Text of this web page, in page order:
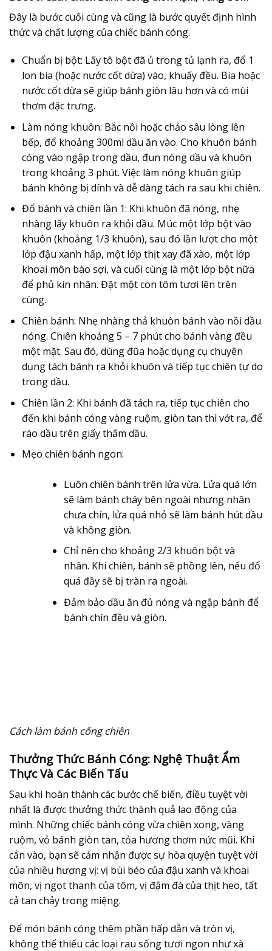
Đây là bước cuối cùng và cũng là bước quyết định hình
thức và chất lượng của chiếc bánh cóng.
Chuẩn bị bột: Lấy tô bột đã ủ trong tủ lạnh ra, đổ 1
lon bia (hoặc nước cốt dừa) vào, khuấy đều. Bia hoặc
nước cốt dừa sẽ giúp bánh giòn lâu hơn và có mùi
thơm đặc trưng.
Làm nóng khuôn: Bắc nồi hoặc chảo sâu lòng lên
bếp, đổ khoảng 300ml dầu ăn vào. Cho khuôn bánh
cóngvào ngập trong dầu, đun nóng dầu và khuôn
trong khoảng 3 phút. Việc làm nóng khuôn giúp
bánh không bị dính và dễ dàng tách ra sau khi chiên.
Đổ bánh và chiên lần 1: Khi khuôn đã nóng, nhẹ
nhàng lấy khuôn ra khỏi dầu. Múc một lớp bột vào
khuôn (khoảng 1/3 khuôn), sau đó lần lượt cho một
lớp đậu xanh hấp, một lớp thịt xay đã xào, một lớp
khoai môn bào sợi, và cuối cùng là một lớp bột nữa
để phủ kín nhân. Đặt một con tôm tươi lên trên
cùng.
Chiên bánh: Nhẹ nhàng thả khuôn bánh vào nồi dầu
nóng. Chiên khoảng 5 – 7 phút cho bánh vàng đều
một mặt. Sau đó, dùng đũa hoặc dụng cụ chuyên
dụng tách bánh ra khỏi khuôn và tiếp tục chiên tự do
trong dầu.
Chiên lần 2: Khi bánh đã tách ra, tiếp tục chiên cho
đến khi bánh cóngvàng ruộm, giòn tan thì vớt ra, để
ráo dầu trên giấy thấm dầu.
Mẹo chiên bánh ngon:
Luôn chiên bánh trên lửa vừa. Lửa quá lớn
sẽ làm bánh cháy bên ngoài nhưng nhân
chưa chín, lửa quá nhỏ sẽ làm bánh hút dầu
và không giòn.
Chỉ nên cho khoảng 2/3 khuôn bột và
nhân. Khi chiên, bánh sẽ phồng lên, nếu đổ
quá đầy sẽ bị tràn ra ngoài.
Đảm bảo dầu ăn đủ nóng và ngập bánh để
bánh chín đều và giòn.
Cách làm bánh cống chiên
Thưởng Thức Bánh Cóng: Nghệ Thuật Ẩm
Thực Và Các Biến Tấu
Sau khi hoàn thành các bước chế biến, điều tuyệt vời
nhất là được thưởng thức thành quả lao động của
mình. Những chiếc bánh cóngvừa chiên xong, vàng
ruộm, vỏ bánh giòn tan, tỏa hương thơm nức mũi. Khi
cắn vào, bạn sẽ cảm nhận được sự hòa quyện tuyệt vời
của nhiều hương vị: vị bùi béo của đậu xanh và khoai
môn, vị ngọt thanh của tôm, vị đậm đà của thịt heo, tất
cả tan chảy trong miệng.
Để món bánh cóngthêm phần hấp dẫn và tròn vị,
không thể thiếu các loại rau sống tươi ngon như xà